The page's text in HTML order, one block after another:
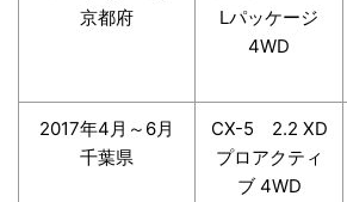
京都府
Lパッケージ
4WD
2017年4月～6月
千葉県
CX-5 2.2 XD
プロアクティ
ブ 4WD